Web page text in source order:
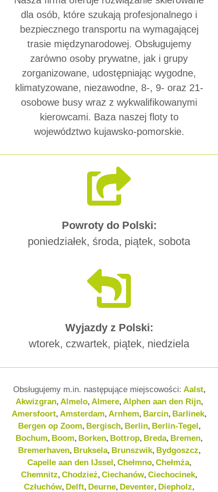
dla osób, które szukają profesjonalnego i
bezpiecznego transportu na wymagającej
trasie międzynarodowej. Obsługujemy
zarówno osoby prywatne, jak i grupy
zorganizowane, udostępniając wygodne,
klimatyzowane, niezawodne, 8-, 9- oraz 21-
osobowe busy wraz z wykwalifikowanymi
kierowcami. Baza naszej floty to
województwo kujawsko-pomorskie.
Powroty do Polski:
poniedziałek, środa, piątek, sobota
Wyjazdy z Polski:
wtorek, czwartek, piątek, niedziela
Obsługujemy m.in. następujące miejscowości: Aalst,
Akwizgran, Almelo, Almere, Alphen aan den Rijn,
Amersfoort, Amsterdam, Arnhem, Barcin, Barlinek,
Bergen op Zoom, Bergisch, Berlin, Berlin-Tegel,
Bochum, Boom, Borken, Bottrop, Breda, Bremen,
Bremerhaven, Bruksela, Brunszwik, Bydgoszcz,
Capelle aan den IJssel, Chełmno, Chełmża,
Chemnitz, Chodzież, Ciechanów, Ciechocinek,
Człuchów, Delft, Deurne, Deventer, Diepholz,